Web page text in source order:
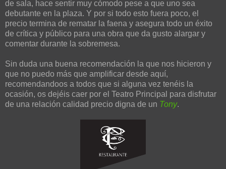
de sala, hace sentir muy cómodo pese a que uno sea
debutante en la plaza. Y por si todo esto fuera poco, el
precio termina de rematar la faena y asegura todo un éxito
de crítica y público para una obra que da gusto alargar y
comentar durante la sobremesa.
Sin duda una buena recomendación la que nos hicieron y
que no puedo más que amplificar desde aquí,
recomendandoos a todos que si alguna vez tenéis la
ocasión, os dejéis caer por el Teatro Principal para disfrutar
de una relación calidad precio digna de un Tony.